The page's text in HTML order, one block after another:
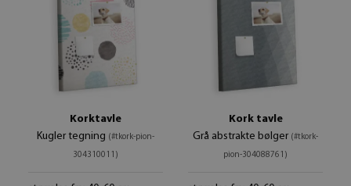
Korktavle
Kugler tegning (#tkork-pion-
304310011)
Kork tavle
Grå abstrakte bølger (#tkork-
pion-304088761)